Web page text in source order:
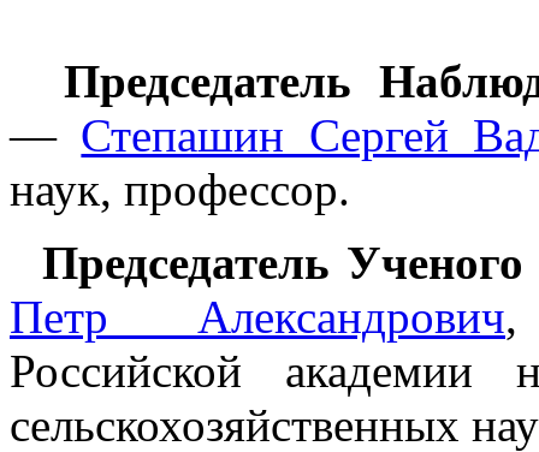
Председатель
— Степашин Сергей
наук, профессор.
Председатель
Петр Александрович
Российской академии
сельскохозяйственных